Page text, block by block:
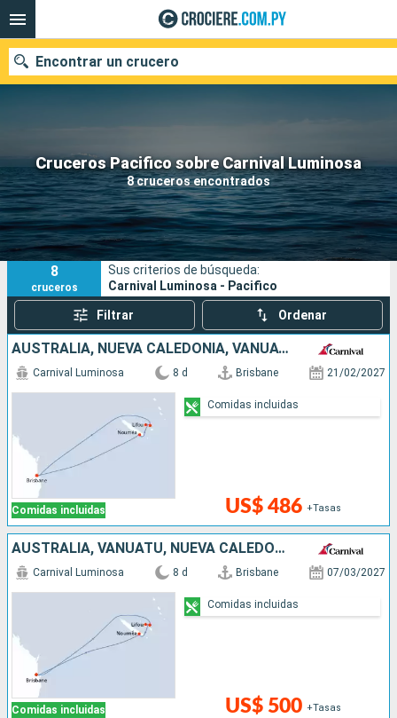
Cruceros Pacifico sobre Carnival Luminosa
8 cruceros encontrados
Encontrar un crucero
Nuestros destinos
Fecha de salida
Puertos Compañías
Buscar
8
cruceros
Sus criterios de búsqueda:
Carnival Luminosa - Pacifico
Filtrar Ordenar
AUSTRALIA, NUEVA CALEDONIA, VANUATU
Comidas incluidas
Carnival Luminosa 8 d Brisbane 21/02/2027
US$ 486 +Tasas
Comidas incluidas
AUSTRALIA, VANUATU, NUEVA CALEDONIA
Comidas incluidas
Carnival Luminosa 8 d Brisbane 07/03/2027
US$ 500 +Tasas
Comidas incluidas